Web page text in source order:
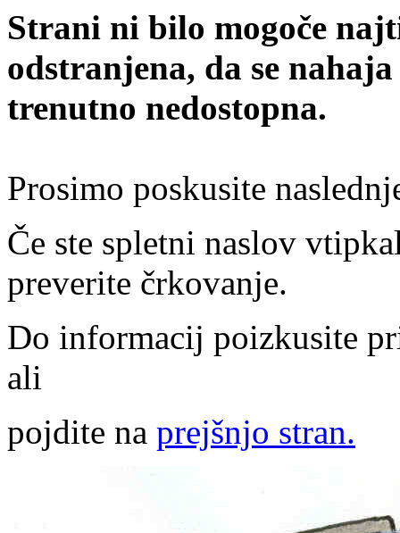
Strani ni bilo mogoče
odstranjena, da se
trenutno nedostopna.
Prosimo poskusite
Če ste spletni naslov
preverite črkovanje.
Do informacij poizkusite
ali
pojdite na prejšnjo stran.